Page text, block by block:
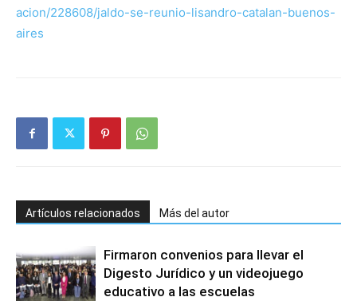
acion/228608/jaldo-se-reunio-lisandro-catalan-buenos-
aires
Artículos relacionados Más del autor
Firmaron convenios para llevar el
Digesto Jurídico y un videojuego
educativo a las escuelas